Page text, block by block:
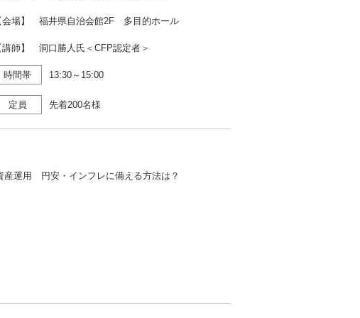
会場】 福井県自治会館2F 多目的ホール
講師】 洞口勝人氏＜CFP認定者＞
時間帯 13:30～15:00
定員 先着200名様
運用 円安・インフレに備える方法は？